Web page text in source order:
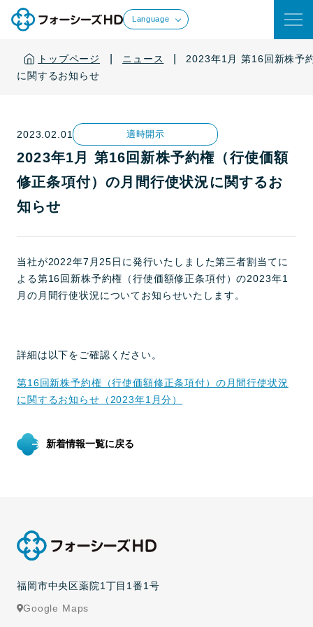
Language
トップページ ニュース
2023年1月 第16回新株予
に関するお知らせ
2023.02.01 適時開示
2023年1月 第16回新株予約権（行使価額
修正条項付）の月間行使状況に関するお
知らせ
当社が2022年7月25日に発行いたしました第三者割当てに
よる第16回新株予約権（行使価額修正条項付）の2023年1
月の月間行使状況についてお知らせいたします。
詳細は以下をご確認ください。
第16回新株予約権（行使価額修正条項付）の月間行使状況
に関するお知らせ（2023年1月分）
新着情報一覧に戻る
福岡市中央区薬院1丁目1番1号
Google Maps